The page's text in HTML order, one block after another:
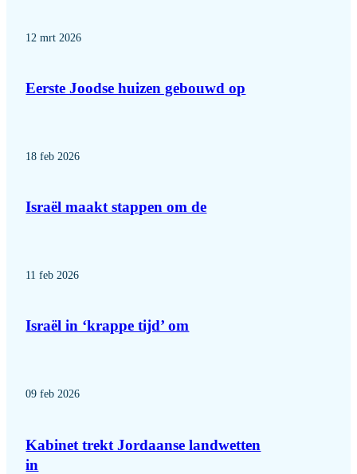
12 mrt 2026
Eerste Joodse huizen gebouwd op
18 feb 2026
Israël maakt stappen om de
11 feb 2026
Israël in ‘krappe tijd’ om
09 feb 2026
Kabinet trekt Jordaanse landwetten
in